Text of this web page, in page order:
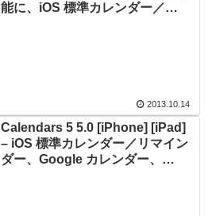
能に、iOS 標準カレンダー／
2013.10.14
Calendars 5 5.0 [iPhone] [iPad]
– iOS 標準カレンダー／リマイン
ダー、Google カレンダー、